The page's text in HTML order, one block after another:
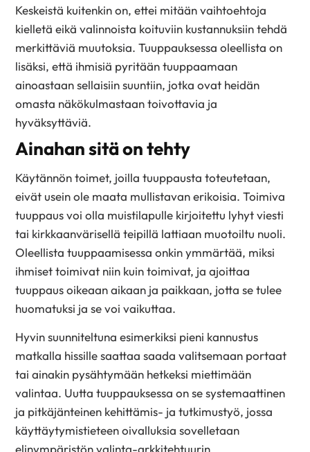
Keskeistä kuitenkin on, ettei mitään vaihtoehtoja
kielletä eikä valinnoista koituviin kustannuksiin tehdä
merkittäviä muutoksia. Tuuppauksessa oleellista on
lisäksi, että ihmisiä pyritään tuuppaamaan
ainoastaan sellaisiin suuntiin, jotka ovat heidän
omasta näkökulmastaan toivottavia ja
hyväksyttäviä.
Ainahan sitä on tehty
Käytännön toimet, joilla tuuppausta toteutetaan,
eivät usein ole maata mullistavan erikoisia. Toimiva
tuuppaus voi olla muistilapulle kirjoitettu lyhyt viesti
tai kirkkaanvärisellä teipillä lattiaan muotoiltu nuoli.
Oleellista tuuppaamisessa onkin ymmärtää, miksi
ihmiset toimivat niin kuin toimivat, ja ajoittaa
tuuppaus oikeaan aikaan ja paikkaan, jotta se tulee
huomatuksi ja se voi vaikuttaa.
Hyvin suunniteltuna esimerkiksi pieni kannustus
matkalla hissille saattaa saada valitsemaan portaat
tai ainakin pysähtymään hetkeksi miettimään
valintaa. Uutta tuuppauksessa on se systemaattinen
ja pitkäjänteinen kehittämis- ja tutkimustyö, jossa
käyttäytymistieteen oivalluksia sovelletaan
elinympäristön valinta-arkkitehtuurin